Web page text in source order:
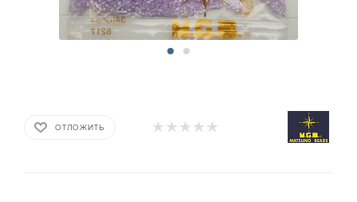
ОТЛОЖИТЬ